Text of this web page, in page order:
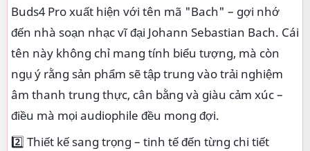
Buds4 Pro xuất hiện với tên mã "Bach" – gợi nhớ
đến nhà soạn nhạc vĩ đại Johann Sebastian Bach. Cái
tên này không chỉ mang tính biểu tượng, mà còn
ngụ ý rằng sản phẩm sẽ tập trung vào trải nghiệm
âm thanh trung thực, cân bằng và giàu cảm xúc –
điều mà mọi audiophile đều mong đợi.
2️⃣ Thiết kế sang trọng – tinh tế đến từng chi tiết